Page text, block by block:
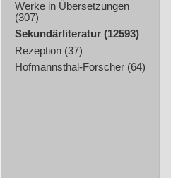
Werke in Übersetzungen
(307)
Sekundärliteratur (12593)
Rezeption (37)
Hofmannsthal-Forscher (64)